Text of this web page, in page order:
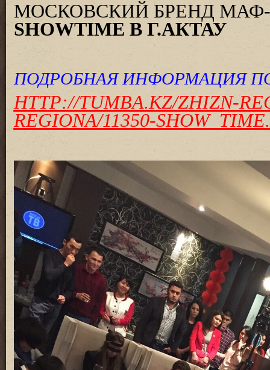
МОСКОВСКИЙ БРЕНД
SHOWTIME В Г.АКТАУ
ПОДРОБНАЯ ИНФОРМАЦИЯ
HTTP://TUMBA.KZ/ZHIZN-
REGIONA/11350-